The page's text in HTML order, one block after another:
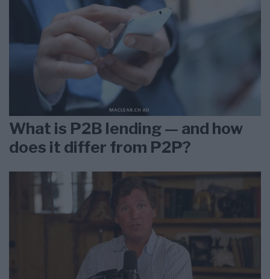
What is P2B lending — and how
does it differ from P2P?